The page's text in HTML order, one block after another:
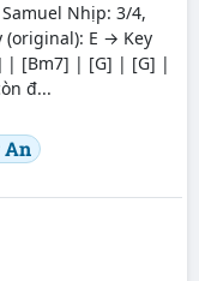
Nhịp: 3/4,
(original): E → Key
| [Bm7] | [G] | [G] |
đ...
An